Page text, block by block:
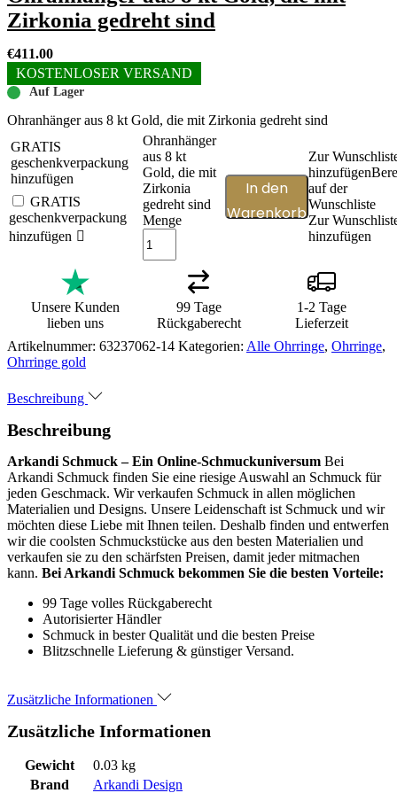
Zirkonia gedreht sind
€411.00
KOSTENLOSER VERSAND
Auf Lager
Ohranhänger aus 8 kt Gold, die mit Zirkonia gedreht sind
GRATIS
geschenkverpackung
hinzufügen
GRATIS
geschenkverpackung
hinzufügen
Ohranhänger
aus 8 kt
Gold, die mit
Zirkonia
gedreht sind
Menge
In den
Warenkorb
Zur
hinzufügen
auf der
Wunschliste
Zur
hinzufügen
Unsere Kunden
lieben uns
99 Tage
Rückgaberecht
1-2 Tage
Lieferzeit
Artikelnummer: 63237062-14 Kategorien: Alle Ohrringe, Ohrringe,
Ohrringe gold
Beschreibung
Beschreibung
Arkandi Schmuck – Ein Online-Schmuckuniversum Bei
Arkandi Schmuck finden Sie eine riesige Auswahl an Schmuck für
jeden Geschmack. Wir verkaufen Schmuck in allen möglichen
Materialien und Designs. Unsere Leidenschaft ist Schmuck und wir
möchten diese Liebe mit Ihnen teilen. Deshalb finden und entwerfen
wir die coolsten Schmuckstücke aus den besten Materialien und
verkaufen sie zu den schärfsten Preisen, damit jeder mitmachen
kann. Bei Arkandi Schmuck bekommen Sie die besten Vorteile:
99 Tage volles Rückgaberecht
Autorisierter Händler
Schmuck in bester Qualität und die besten Preise
Blitzschnelle Lieferung & günstiger Versand.
Zusätzliche Informationen
Zusätzliche Informationen
Gewicht
0.03 kg
Brand
Arkandi Design